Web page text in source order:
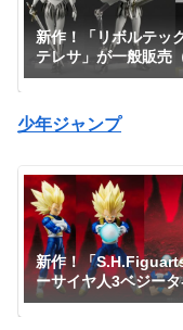
新作！「リボルテッ
テレサ」が一般販売
限定特典あり）で登
円｜発売日2026年11
少年ジャンプ
新作！「
ーサイヤ人3ベジータ
DAIMA-」がプレミ